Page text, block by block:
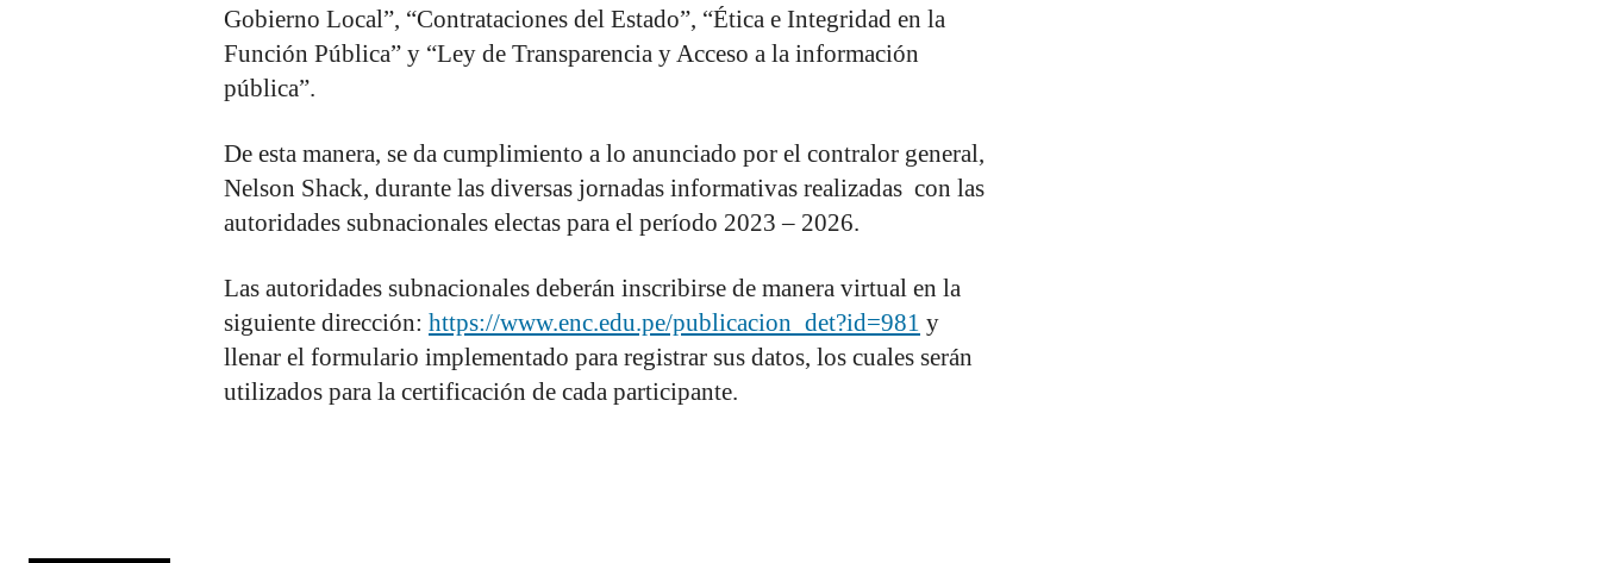
Gobierno Local”, “Contrataciones del Estado”, “Ética e Integridad en la
Función Pública” y “Ley de Transparencia y Acceso a la información
pública”.
De esta manera, se da cumplimiento a lo anunciado por el contralor general,
Nelson Shack, durante las diversas jornadas informativas realizadas con las
autoridades subnacionales electas para el período 2023 – 2026.
Las autoridades subnacionales deberán inscribirse de manera virtual en la
siguiente dirección: https://www.enc.edu.pe/publicacion_det?id=981 y
llenar el formulario implementado para registrar sus datos, los cuales serán
utilizados para la certificación de cada participante.